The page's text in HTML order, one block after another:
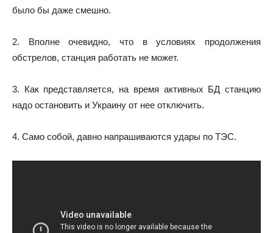
было бы даже смешно.
2. Вполне очевидно, что в условиях продолжения
обстрелов, станция работать не может.
3. Как представляется, на время активных БД станцию
надо остановить и Украину от нее отключить.
4. Само собой, давно напрашиваются удары по ТЭС.